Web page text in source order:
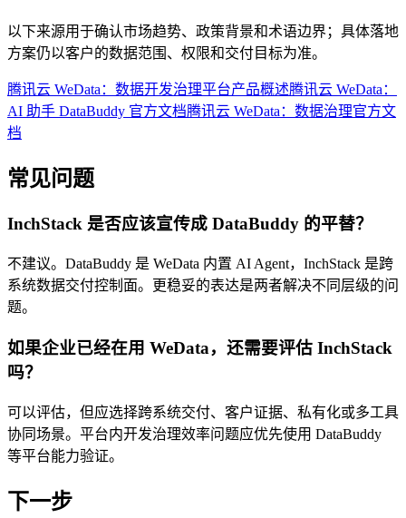
以下来源用于确认市场趋势、政策背景和术语边界；具体落地
方案仍以客户的数据范围、权限和交付目标为准。
腾讯云 WeData：数据开发治理平台产品概述腾讯云 WeData：
AI 助手 DataBuddy 官方文档腾讯云 WeData：数据治理官方文
档
常见问题
InchStack 是否应该宣传成 DataBuddy 的平替？
不建议。DataBuddy 是 WeData 内置 AI Agent，InchStack 是跨
系统数据交付控制面。更稳妥的表达是两者解决不同层级的问
题。
如果企业已经在用 WeData，还需要评估 InchStack
吗？
可以评估，但应选择跨系统交付、客户证据、私有化或多工具
协同场景。平台内开发治理效率问题应优先使用 DataBuddy
等平台能力验证。
下一步